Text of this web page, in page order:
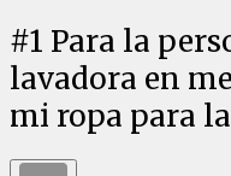
#1 Para la
lavadora en
mi ropa para